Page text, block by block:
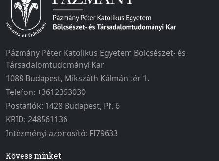
Pázmány Péter Katolikus Egyetem Bölcsészet- és
Társadalomtudományi Kar
1088 Budapest, Mikszáth Kálmán tér 1.
Telefon: +3612353030
Postafiók: 1428 Budapest, Pf. 6
KRID: 248561136
Intézményi azonosító: FI79633
Kövess minket